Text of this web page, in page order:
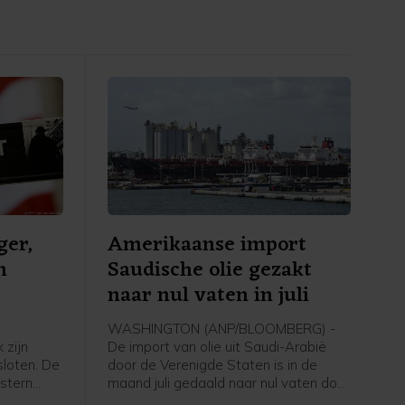
zijn
De
Amerikaanse import
Saudische olie gezakt
naar nul vaten in juli
WASHINGTON (ANP/BLOOMBERG) -
De import van olie uit Saudi-Arabië
door de Verenigde Staten is in de
maand juli gedaald naar nul vaten door